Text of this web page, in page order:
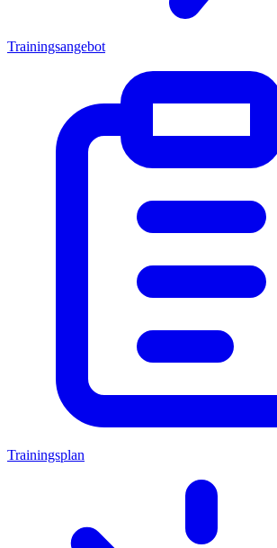
Trainingsangebot
Trainingsplan